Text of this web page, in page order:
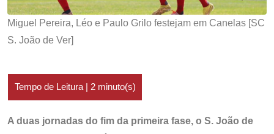
Miguel Pereira, Léo e Paulo Grilo festejam em Canelas [SC
S. João de Ver]
A duas jornadas do fim da primeira fase, o S. João de